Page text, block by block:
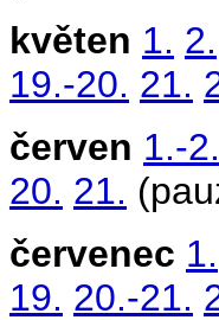
květen 1. 2.
19.-20. 21.
červen 1.-2.
20. 21.
červenec 1.
19. 20.-21.